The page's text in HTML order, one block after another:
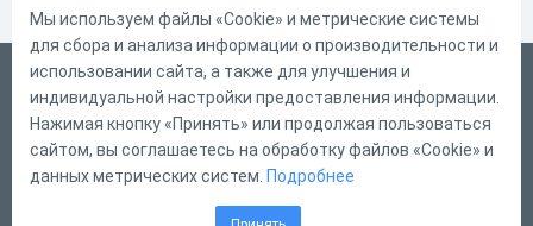
Русский
Справка
Форма обратной связи
Мы используем файлы «Cookie» и метрические системы
для сбора и анализа информации о производительности и
использовании сайта, а также для улучшения и
индивидуальной настройки предоставления информации.
Нажимая кнопку «Принять» или продолжая пользоваться
сайтом, вы соглашаетесь на обработку файлов «Cookie» и
данных метрических систем. Подробнее